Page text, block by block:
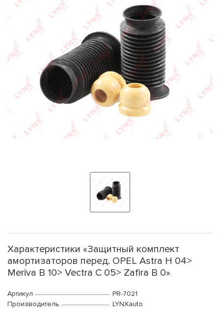
Характеристики «Защитный комплект
амортизаторов перед. OPEL Astra H 04>
Meriva B 10> Vectra C 05> Zafira B 0»
Артикул
PR-7021
Производитель
LYNXauto